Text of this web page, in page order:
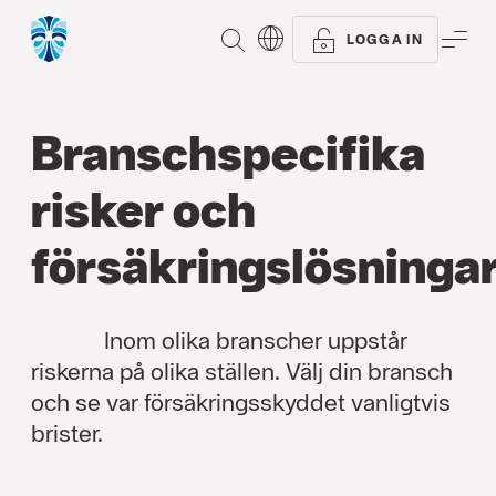
SÖK LOGGA IN
Branschspecifika
risker och
Inom olika branscher uppstår
riskerna på olika ställen. Välj din bransch
och se var försäkringsskyddet vanligtvis
brister.